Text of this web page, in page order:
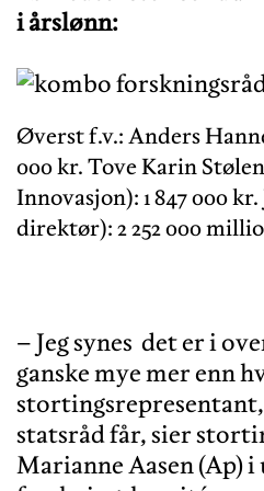
i årslønn:
Øverst f.v.: Anders
000 kr. Tove Karin
Innovasjon): 1 847 000
direktør): 2 252 000
– Jeg synes det er i
ganske mye mer enn
statsråd får, sier
Marianne Aasen (Ap)